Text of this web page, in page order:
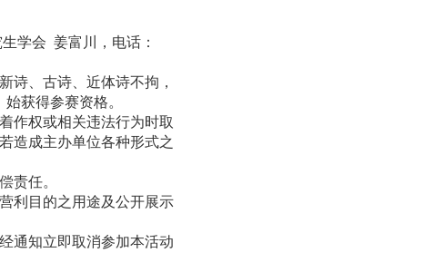
学会 姜富川，电话：
诗、古诗、近体诗不拘，
获得参赛资格。
作权或相关违法行为时取
造成主办单位各种形式之
责任。
利目的之用途及公开展示
通知立即取消参加本活动